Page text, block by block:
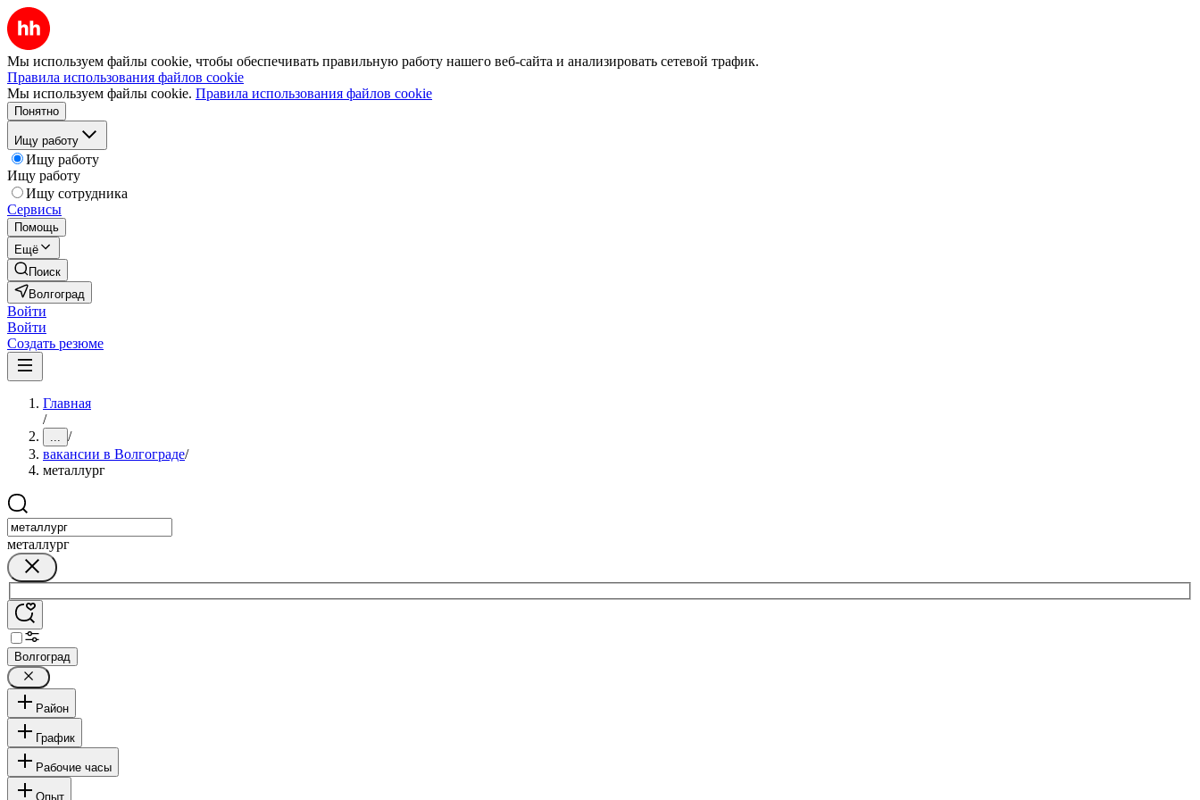
Мы используем файлы cookie, чтобы обеспечивать правильную работу нашего веб-сайта и анализировать сетевой трафик.
Правила использования файлов cookie
Мы используем файлы cookie. Правила использования файлов cookie
Понятно
Ищу работу
Ищу работу
Ищу работу
Ищу сотрудника
Сервисы
Помощь
Ещё
Поиск
Волгоград
Войти
Войти
Создать резюме
Главная
/
... /
вакансии в Волгограде/
металлург
металлург
Волгоград
Район
График
Рабочие часы
Опыт